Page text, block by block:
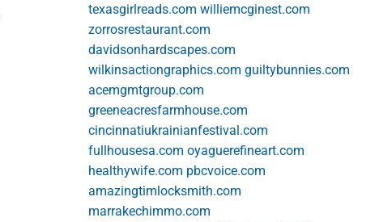
texasgirlreads.com williemcginest.com
zorrosrestaurant.com
davidsonhardscapes.com
wilkinsactiongraphics.com guiltybunnies.com
acemgmtgroup.com
greeneacresfarmhouse.com
cincinnatiukrainianfestival.com
fullhousesa.com oyaguerefineart.com
healthywife.com pbcvoice.com
amazingtimlocksmith.com
marrakechimmo.com